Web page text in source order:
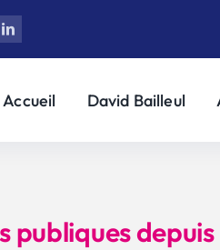
Accueil David Bailleul
publiques